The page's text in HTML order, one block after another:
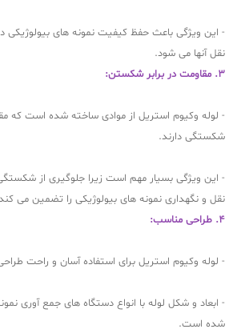
- این ویژگی باعث حفظ کیفیت نمونه های بیولوژیکی
نقل آنها می شود.
3. مقاومت در برابر شکستن:
- لوله وکیوم استریل از موادی ساخته شده است که
شکستگی دارند.
- این ویژگی بسیار مهم است زیرا جلوگیری از
نقل و نگهداری نمونه های بیولوژیکی را تضمین می
4. طراحی مناسب:
- لوله وکیوم استریل برای استفاده آسان و راحت
- ابعاد و شکل لوله با انواع دستگاه های جمع آوری
شده است.